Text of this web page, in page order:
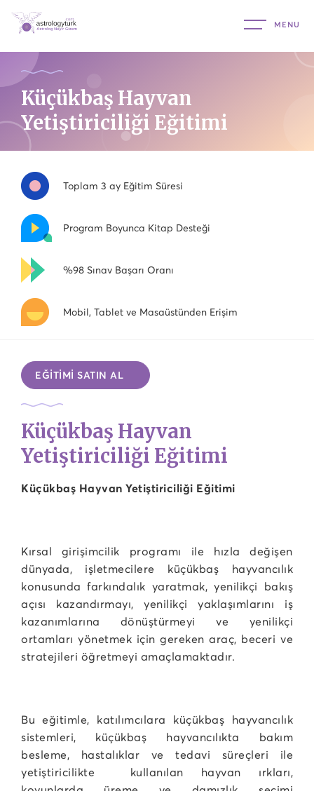
Küçükbaş Hayvan
Yetiştiriciliği Eğitimi
Toplam 3 ay Eğitim Süresi
Program Boyunca Kitap Desteği
%98 Sınav Başarı Oranı
Mobil, Tablet ve Masaüstünden Erişim
EĞİTİMİ SATIN AL
Küçükbaş Hayvan
Yetiştiriciliği Eğitimi
Küçükbaş Hayvan Yetiştiriciliği Eğitimi
Kırsal girişimcilik programı ile hızla değişen
dünyada, işletmecilere küçükbaş hayvancılık
konusunda farkındalık yaratmak, yenilikçi bakış
açısı kazandırmayı, yenilikçi yaklaşımlarını iş
kazanımlarına dönüştürmeyi ve yenilikçi
ortamları yönetmek için gereken araç, beceri ve
stratejileri öğretmeyi amaçlamaktadır.
Bu eğitimle, katılımcılara küçükbaş hayvancılık
sistemleri, küçükbaş hayvancılıkta bakım
besleme, hastalıklar ve tedavi süreçleri ile
yetiştiricilikte kullanılan hayvan ırkları,